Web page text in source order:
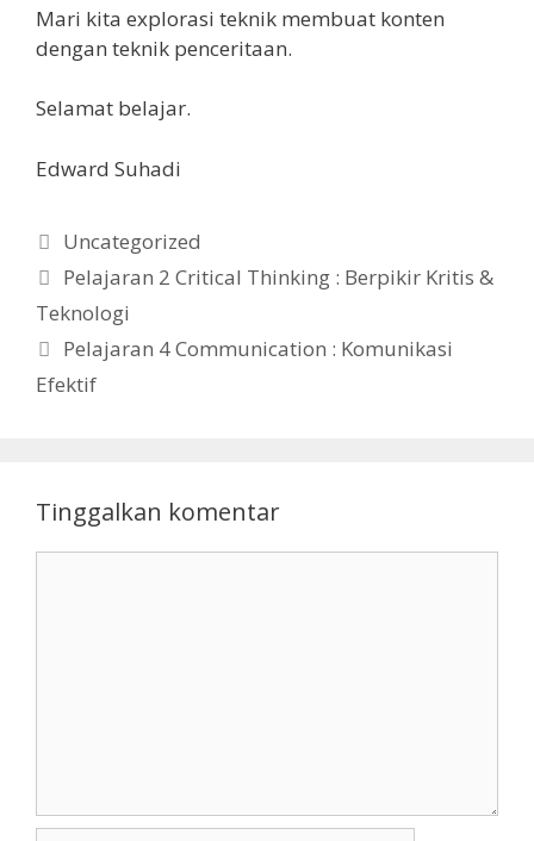
Mari kita explorasi teknik membuat konten
dengan teknik penceritaan.
Selamat belajar.
Edward Suhadi
Kategori
Uncategorized
Pelajaran 2 Critical Thinking : Berpikir Kritis &
Teknologi
Pelajaran 4 Communication : Komunikasi
Efektif
Tinggalkan komentar